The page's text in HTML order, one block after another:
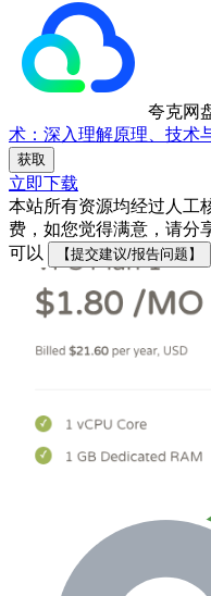
夸克网
术：深入理解原理、技术
获取
立即下载
本站所有资源均经过人工
费，如您觉得满意，请分
可以
【提交建议/报告问题】